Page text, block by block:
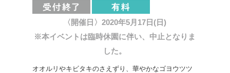
〈開催日〉2020年5月17日(日)
※本イベントは臨時休園に伴い、中止となりま
した。
オオルリやキビタキのさえずり、華やかなゴヨウツツ